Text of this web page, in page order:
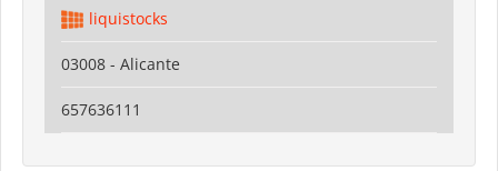
liquistocks
03008 - Alicante
657636111